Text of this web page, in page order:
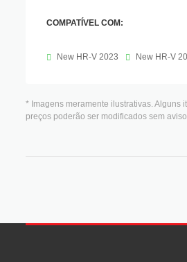
COMPATÍVEL COM:
New HR-V 2023 New HR-V
* Imagens meramente ilustrativas. Alguns
preços poderão ser modificados sem